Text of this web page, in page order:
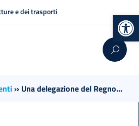
e dei trasporti
›› Una delegazione del Regno...